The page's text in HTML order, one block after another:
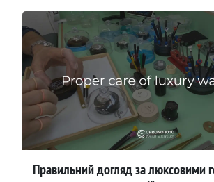
Правильний догляд за люксовими